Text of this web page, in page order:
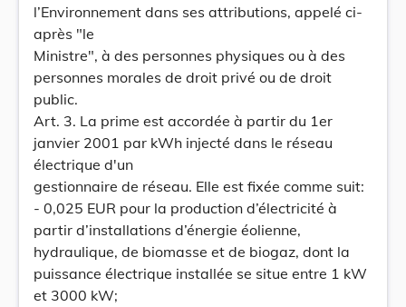
l’Environnement dans ses attributions, appelé ci-
après "le
Ministre", à des personnes physiques ou à des
personnes morales de droit privé ou de droit
public.
Art. 3. La prime est accordée à partir du 1er
janvier 2001 par kWh injecté dans le réseau
électrique d'un
gestionnaire de réseau. Elle est fixée comme suit:
- 0,025 EUR pour la production d’électricité à
partir d’installations d’énergie éolienne,
hydraulique, de biomasse et de biogaz, dont la
puissance électrique installée se situe entre 1 kW
et 3000 kW;